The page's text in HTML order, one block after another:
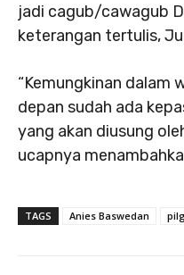
jadi cagub/cawagub
keterangan tertulis,
“Kemungkinan dalam
depan sudah ada
yang akan diusung
ucapnya
TAGS Anies Baswedan